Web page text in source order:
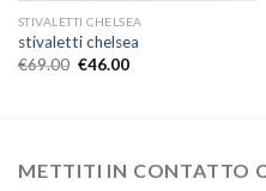
STIVALETTI CHELSEA
stivaletti chelsea
€69.00 €46.00
METTITI IN CONTATTO